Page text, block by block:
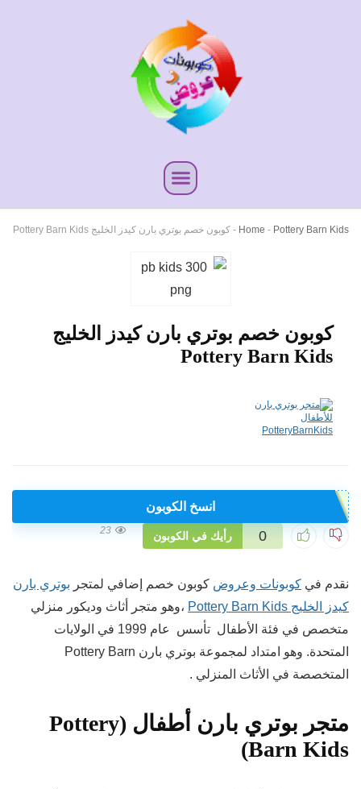
Home - Pottery Barn Kids
- كوبون خصم بوتري بارن كيدز الخليج Pottery Barn Kids
كوبون خصم بوتري بارن كيدز الخليج
Pottery Barn Kids
رأيك في الكوبون 0
23
انسخ الكوبون
نقدم في كوبونات وعروض كوبون خصم إضافي لمتجر بوتري بارن
كيدز الخليج Pottery Barn Kids
،وهو متجر أثاث وديكور منزلي
متخصص في فئة الأطفال تأسس عام 1999 في الولايات
المتحدة. وهو امتداد لمجموعة بوتري بارن Pottery Barn
المتخصصة في الأثاث المنزلي .
متجر بوتري بارن أطفال (Pottery
Barn Kids)